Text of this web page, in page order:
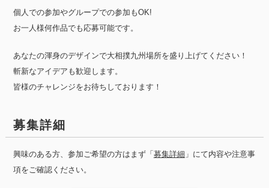
個人での参加やグループでの参加もOK!
お一人様何作品でも応募可能です。
あなたの渾身のデザインで大相撲九州場所を盛り上げてください！
斬新なアイデアも歓迎します。
皆様のチャレンジをお待ちしております！
募集詳細
興味のある方、参加ご希望の方はまず「募集詳細 」にて内容や注意事
項をご確認ください。